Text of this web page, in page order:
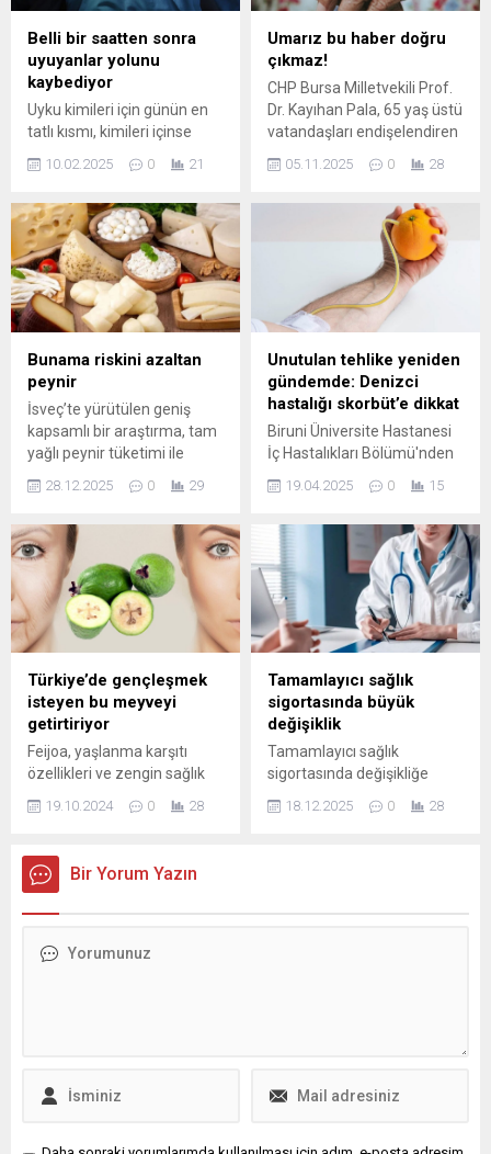
Belli bir saatten sonra
uyuyanlar yolunu
kaybediyor
Uyku kimileri için günün en
tatlı kısmı, kimileri içinse
zaman kaybı... Bazılarınınsa
uzun süreler boyunca
Fakat bilim insanlarının yeni
araştırmalarına göre belli bir
saatten sonra uyuyanlar,
birden fazla olumsuz
düşünceye daha yatkın
oluyor.
10.02.2025 0 21
Umarız bu haber doğru
çıkmaz!
CHP Bursa Milletvekili Prof.
Dr. Kayıhan Pala, 65 yaş üstü
vatandaşları endişelendiren
bir bilgiyi sosyal medyadan
duyurdu. 65 yaşından sonra
vatandaşların bazı ilaçlara
erişiminin önünü tıkayan
düzenlemenin ivedilikle
kaldırılmasını isterken;
konuyu mahkemeye taşıyan
67 yaşındaki bir vatandaşın
davayı kaybettiği ortaya
çıktı. İlacın bir dozunun ise
80...
05.11.2025 0 28
Bunama riskini azaltan
peynir
İsveç’te yürütülen geniş
kapsamlı bir araştırma, tam
yağlı peynir tüketimi ile
dikkat çekici bir ilişki ortaya
süredir tartışılan yağlı süt
ürünlerinin beyin sağlığı
üzerindeki etkilerine dair
yeni bir bakış sundu.
28.12.2025 0 29
Unutulan tehlike yeniden
gündemde: Denizci
hastalığı skorbüt’e dikkat
Biruni Üniversite Hastanesi
İç Hastalıkları Bölümü'nden
vitamini eksikliğine bağlı
hastalığı" olarak bilinen
Skorbüt'ün, beslenme
bozukluğu yaşayan
bireylerde tekrar
görülebileceğini bildirdi.
19.04.2025 0 15
Türkiye’de gençleşmek
isteyen bu meyveyi
getirtiriyor
Feijoa, yaşlanma karşıtı
özellikleri ve zengin sağlık
faydalarıyla bilinen lezzetli
bir meyvedir. Antioksidanlar,
dolu olan bu meyve, cilt
sağlığınızı destekler ve
19.10.2024 0 28
Tamamlayıcı sağlık
sigortasında büyük
değişiklik
Tamamlayıcı sağlık
sigortasında değişikliğe
gidiliyor. Sigortacılık ve Özel
Emeklilik Düzenleme ve
18.12.2025 0 28
Bir Yorum Yazın